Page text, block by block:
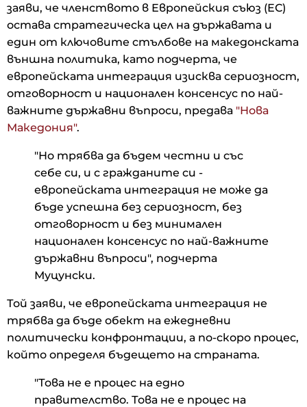
заяви, че членството в Европейския съюз (ЕС)
остава стратегическа цел на държавата и
един от ключовите стълбове на македонската
външна политика, като подчерта, че
европейската интеграция изисква сериозност,
отговорност и национален консенсус по най-
важните държавни въпроси, предава "Нова
Македония".
"Но трябва да бъдем честни и със
себе си, и с гражданите си -
европейската интеграция не може да
бъде успешна без сериозност, без
отговорност и без минимален
национален консенсус по най-важните
държавни въпроси", подчерта
Муцунски.
Той заяви, че европейската интеграция не
трябва да бъде обект на ежедневни
политически конфронтации, а по-скоро процес,
който определя бъдещето на страната.
"Това не е процес на едно
правителство. Това не е процес на